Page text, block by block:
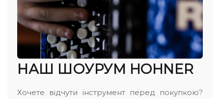
НАШ ШОУРУМ HOHNER
Хочете відчути інструмент перед покупкою?